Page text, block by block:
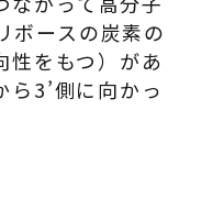
ボースの炭素の
性をもつ）があ
ら3’側に向かっ